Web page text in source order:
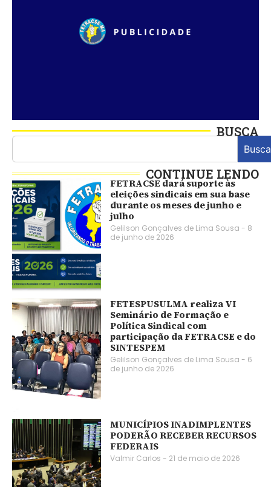
BUSCA
CONTINUE LENDO
FETRACSE dará suporte às
eleições sindicais em sua base
durante os meses de junho e
julho
Gelilson Gonçalves de Lima Sousa
8
de junho de 2026
FETESPUSULMA realiza VI
Seminário de Formação e
Política Sindical com
participação da FETRACSE e do
SINTESPEM
Gelilson Gonçalves de Lima Sousa
6
de junho de 2026
MUNICÍPIOS INADIMPLENTES
PODERÃO RECEBER RECURSOS
FEDERAIS
Valmir Carlos 21 de maio de 2026